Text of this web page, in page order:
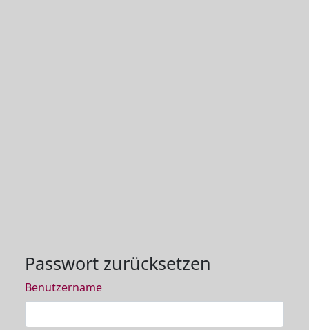
Passwort zurücksetzen
Benutzername